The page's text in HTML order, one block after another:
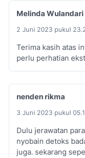
Melinda Wulandari
2 Juni 2023 pukul
Terima kasih atas
perlu perhatian
nenden rikma
3 Juni 2023 pukul
Dulu jerawatan
nyobain detoks
juga. sekarang